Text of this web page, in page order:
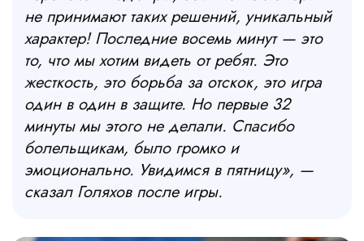
не принимают таких решений, уникальный
характер! Последние восемь минут — это
то, что мы хотим видеть от ребят. Это
жесткость, это борьба за отскок, это игра
один в один в защите. Но первые 32
минуты мы этого не делали. Спасибо
болельщикам, было громко и
эмоционально. Увидимся в пятницу», —
сказал Голяхов после игры.